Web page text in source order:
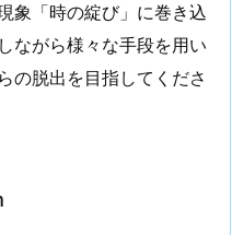
象「時の綻び」に巻き込
ながら様々な手段を用い
の脱出を目指してくださ